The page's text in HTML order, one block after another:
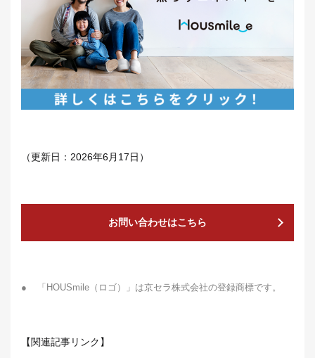
（更新日：2026年6月17日）
お問い合わせはこちら
● 「HOUSmile（ロゴ）」は京セラ株式会社の登録商標です。
【関連記事リンク】